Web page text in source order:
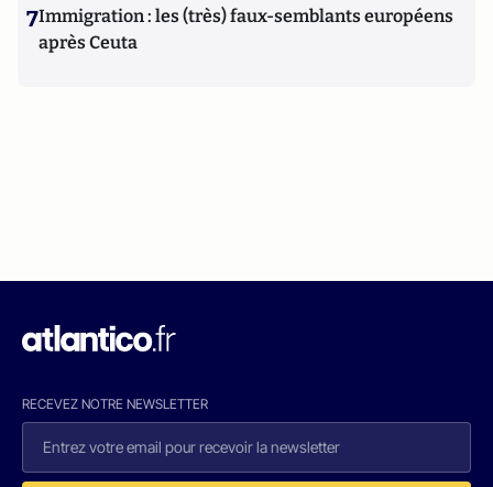
7Immigration : les (très) faux-semblants européens
après Ceuta
RECEVEZ NOTRE NEWSLETTER